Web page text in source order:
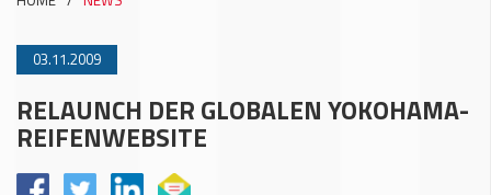
03.11.2009
RELAUNCH DER GLOBALEN YOKOHAMA-
REIFENWEBSITE